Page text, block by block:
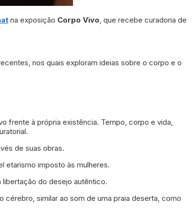
na exposição Corpo Vivo, que recebe curadoria de
nos quais exploram ideias sobre o corpo e o
frente à própria existência. Tempo, corpo e vida,
de suas obras.
etarismo imposto às mulheres.
do desejo autêntico.
similar ao som de uma praia deserta, como